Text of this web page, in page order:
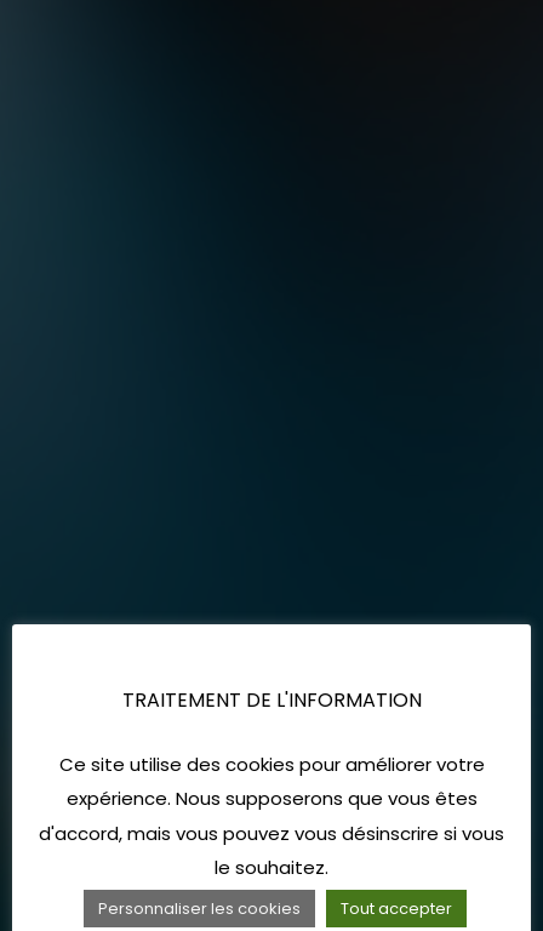
TRAITEMENT DE L'INFORMATION
Ce site utilise des cookies pour améliorer votre
expérience. Nous supposerons que vous êtes
d'accord, mais vous pouvez vous désinscrire si vous
le souhaitez.
Personnaliser les cookies Tout accepter